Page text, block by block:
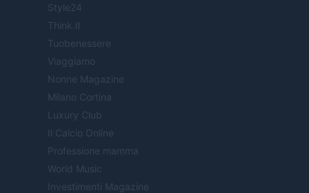
Style24
Think.it
Tuobenessere
Viaggiamo
Nonne Magazine
Milano Cortina
Luxury Club
Il Calcio Online
Professione mamma
World Music
Investimenti Magazine